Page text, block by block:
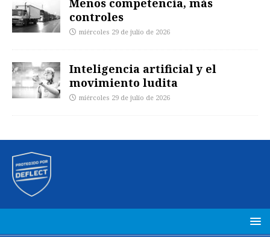
Menos competencia, más
controles
miércoles 29 de julio de 2026
Inteligencia artificial y el
movimiento ludita
miércoles 29 de julio de 2026